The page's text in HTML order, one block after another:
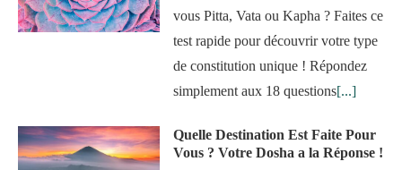
vous Pitta, Vata ou Kapha ? Faites ce
test rapide pour découvrir votre type
de constitution unique ! Répondez
simplement aux 18 questions[...]
Quelle Destination Est Faite Pour
Vous ? Votre Dosha a la Réponse !